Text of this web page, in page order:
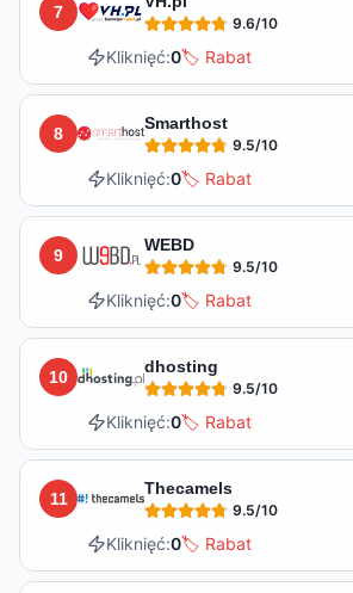
7
9.6/10
Kliknięć:0🏷️ Rabat
8
Smarthost
9.5/10
Kliknięć:0🏷️ Rabat
9
WEBD
9.5/10
Kliknięć:0🏷️ Rabat
10
dhosting
9.5/10
Kliknięć:0🏷️ Rabat
11
Thecamels
9.5/10
Kliknięć:0🏷️ Rabat